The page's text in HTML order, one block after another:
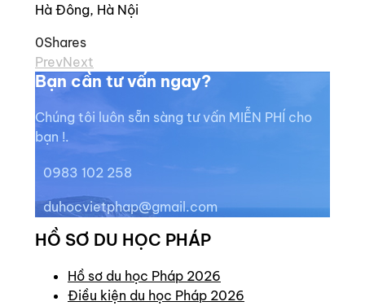
Hà Đông, Hà Nội
0Shares
PrevNext
Bạn cần tư vấn ngay?
Chúng tôi luôn sẵn sàng tư vấn MIỄN PHÍ cho
bạn !.
0983 102 258
duhocvietphap@gmail.com
HỒ SƠ DU HỌC PHÁP
Hồ sơ du học Pháp 2026
Điều kiện du học Pháp 2026